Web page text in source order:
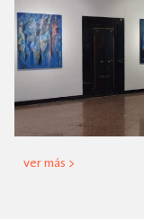
ver más >